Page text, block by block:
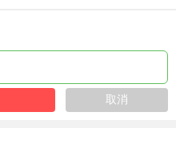
体，例如面对远程角色时
练习终结技指令，确保实战